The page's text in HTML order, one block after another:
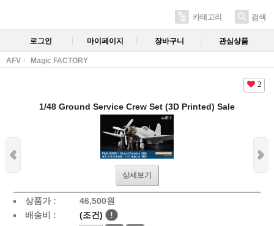
카테고리 검색
로그인 마이페이지 장바구니 관심상품
AFV Magic FACTORY
2
1/48 Ground Service Crew Set (3D Printed) Sale
상세보기
상품가 : 46,500원
배송비 :
(조건)
!